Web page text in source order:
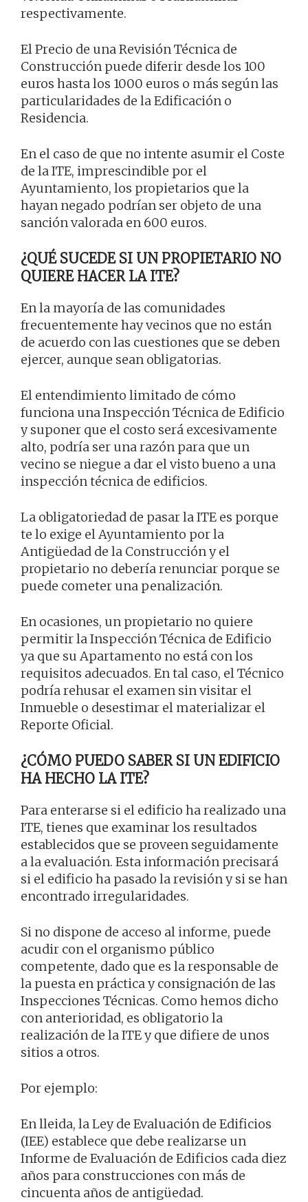
respectivamente.
El Precio de una Revisión Técnica de
Construcción puede diferir desde los 100
euros hasta los 1000 euros o más según las
particularidades de la Edificación o
Residencia.
En el caso de que no intente asumir el Coste
de la ITE, imprescindible por el
Ayuntamiento, los propietarios que la
hayan negado podrían ser objeto de una
sanción valorada en 600 euros.
¿QUÉ SUCEDE SI UN PROPIETARIO NO
QUIERE HACER LA ITE?
En la mayoría de las comunidades
frecuentemente hay vecinos que no están
de acuerdo con las cuestiones que se deben
ejercer, aunque sean obligatorias.
El entendimiento limitado de cómo
funciona una Inspección Técnica de Edificio
y suponer que el costo será excesivamente
alto, podría ser una razón para que un
vecino se niegue a dar el visto bueno a una
inspección técnica de edificios.
La obligatoriedad de pasar la ITE es porque
te lo exige el Ayuntamiento por la
Antigüedad de la Construcción y el
propietario no debería renunciar porque se
puede cometer una penalización.
En ocasiones, un propietario no quiere
permitir la Inspección Técnica de Edificio
ya que su Apartamento no está con los
requisitos adecuados. En tal caso, el Técnico
podría rehusar el examen sin visitar el
Inmueble o desestimar el materializar el
Reporte Oficial.
¿CÓMO PUEDO SABER SI UN EDIFICIO
HA HECHO LA ITE?
Para enterarse si el edificio ha realizado una
ITE, tienes que examinar los resultados
establecidos que se proveen seguidamente
a la evaluación. Esta información precisará
si el edificio ha pasado la revisión y si se han
encontrado irregularidades.
Si no dispone de acceso al informe, puede
acudir con el organismo público
competente, dado que es la responsable de
la puesta en práctica y consignación de las
Inspecciones Técnicas. Como hemos dicho
con anterioridad, es obligatorio la
realización de la ITE y que difiere de unos
sitios a otros.
Por ejemplo:
En lleida, la Ley de Evaluación de Edificios
(IEE) establece que debe realizarse un
Informe de Evaluación de Edificios cada diez
años para construcciones con más de
cincuenta años de antigüedad.